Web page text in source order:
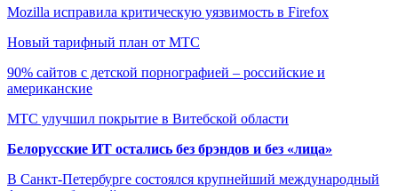
Mozilla исправила критическую уязвимость в Firefox
Новый тарифный план от МТС
90% сайтов с детской порнографией – российские и
американские
МТС улучшил покрытие в Витебской области
Белорусские ИТ остались без брэндов и без «лица»
В Санкт-Петербурге состоялся крупнейший международный